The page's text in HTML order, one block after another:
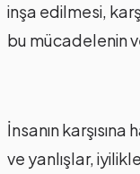
inşa edilmesi,
bu mücadelenin
İnsanın
ve yanlışlar,